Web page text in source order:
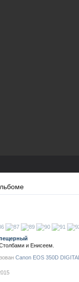
и Енисеем.
Canon EOS 350D DIGITAL